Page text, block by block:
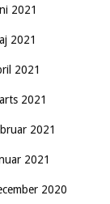
2021
2021
2021
2021
2021
2021
2020